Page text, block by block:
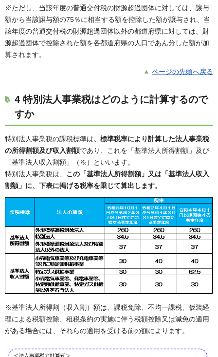
※ただし、当該年度の普通交付税の財源超過団体に対しては、譲与
額から当該譲与額の75％に相当する額を控除した額が譲与され、当
該年度の普通交付税の財源超過団体以外の都道府県に対しては、財
源超過団体で控除された額を各都道府県の人口であん分した額が加
算されます。
ページの先頭へ戻る
4 特別法人事業税はどのように計算するので
すか
特別法人事業税の課税標準は、標準税率により計算した法人事業税
の所得割額及び収入割額であり、これを「基準法人所得割額」及び
「基準法人収入割額」（※）といいます。
特別法人事業税は、 この「基準法人所得割額」又は「基準法人収入
割額」に、下表に掲げる税率を乗じて算出します。
※基準法人所得割（収入割）額は、課税免除、不均一課税、仮装経
理による税額控除、租税条約の実施に伴う税額控除又は減免の適用
がある場合には、それらの適用を受ける前の額によります。